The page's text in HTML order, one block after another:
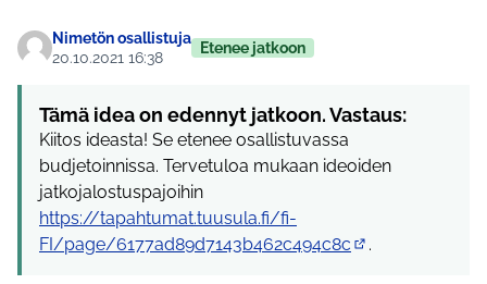
Nimetön osallistuja
20.10.2021 16:38
Etenee jatkoon
Tämä idea on edennyt jatkoon. Vastaus:
Kiitos ideasta! Se etenee osallistuvassa
budjetoinnissa. Tervetuloa mukaan ideoiden
jatkojalostuspajoihin
https://tapahtumat.tuusula.fi/fi-
FI/page/6177ad89d7143b462c494c8c
.